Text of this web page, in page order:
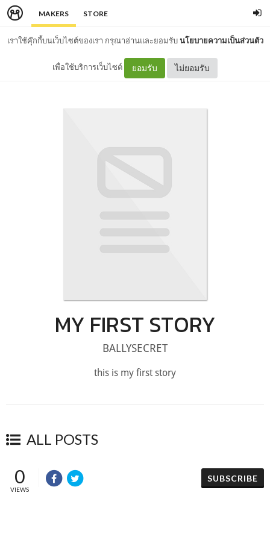
MAKERS STORE
เราใช้คุ๊กกี้บนเว็บไซต์ของเรา กรุณาอ่านและยอมรับนโยบายความเป็นส่วนตัว
เพื่อใช้บริการเว็บไซต์ ยอมรับ ไม่ยอมรับ
MY FIRST STORY
BALLYSECRET
this is my first story
ALL POSTS
0
VIEWS
SUBSCRIBE